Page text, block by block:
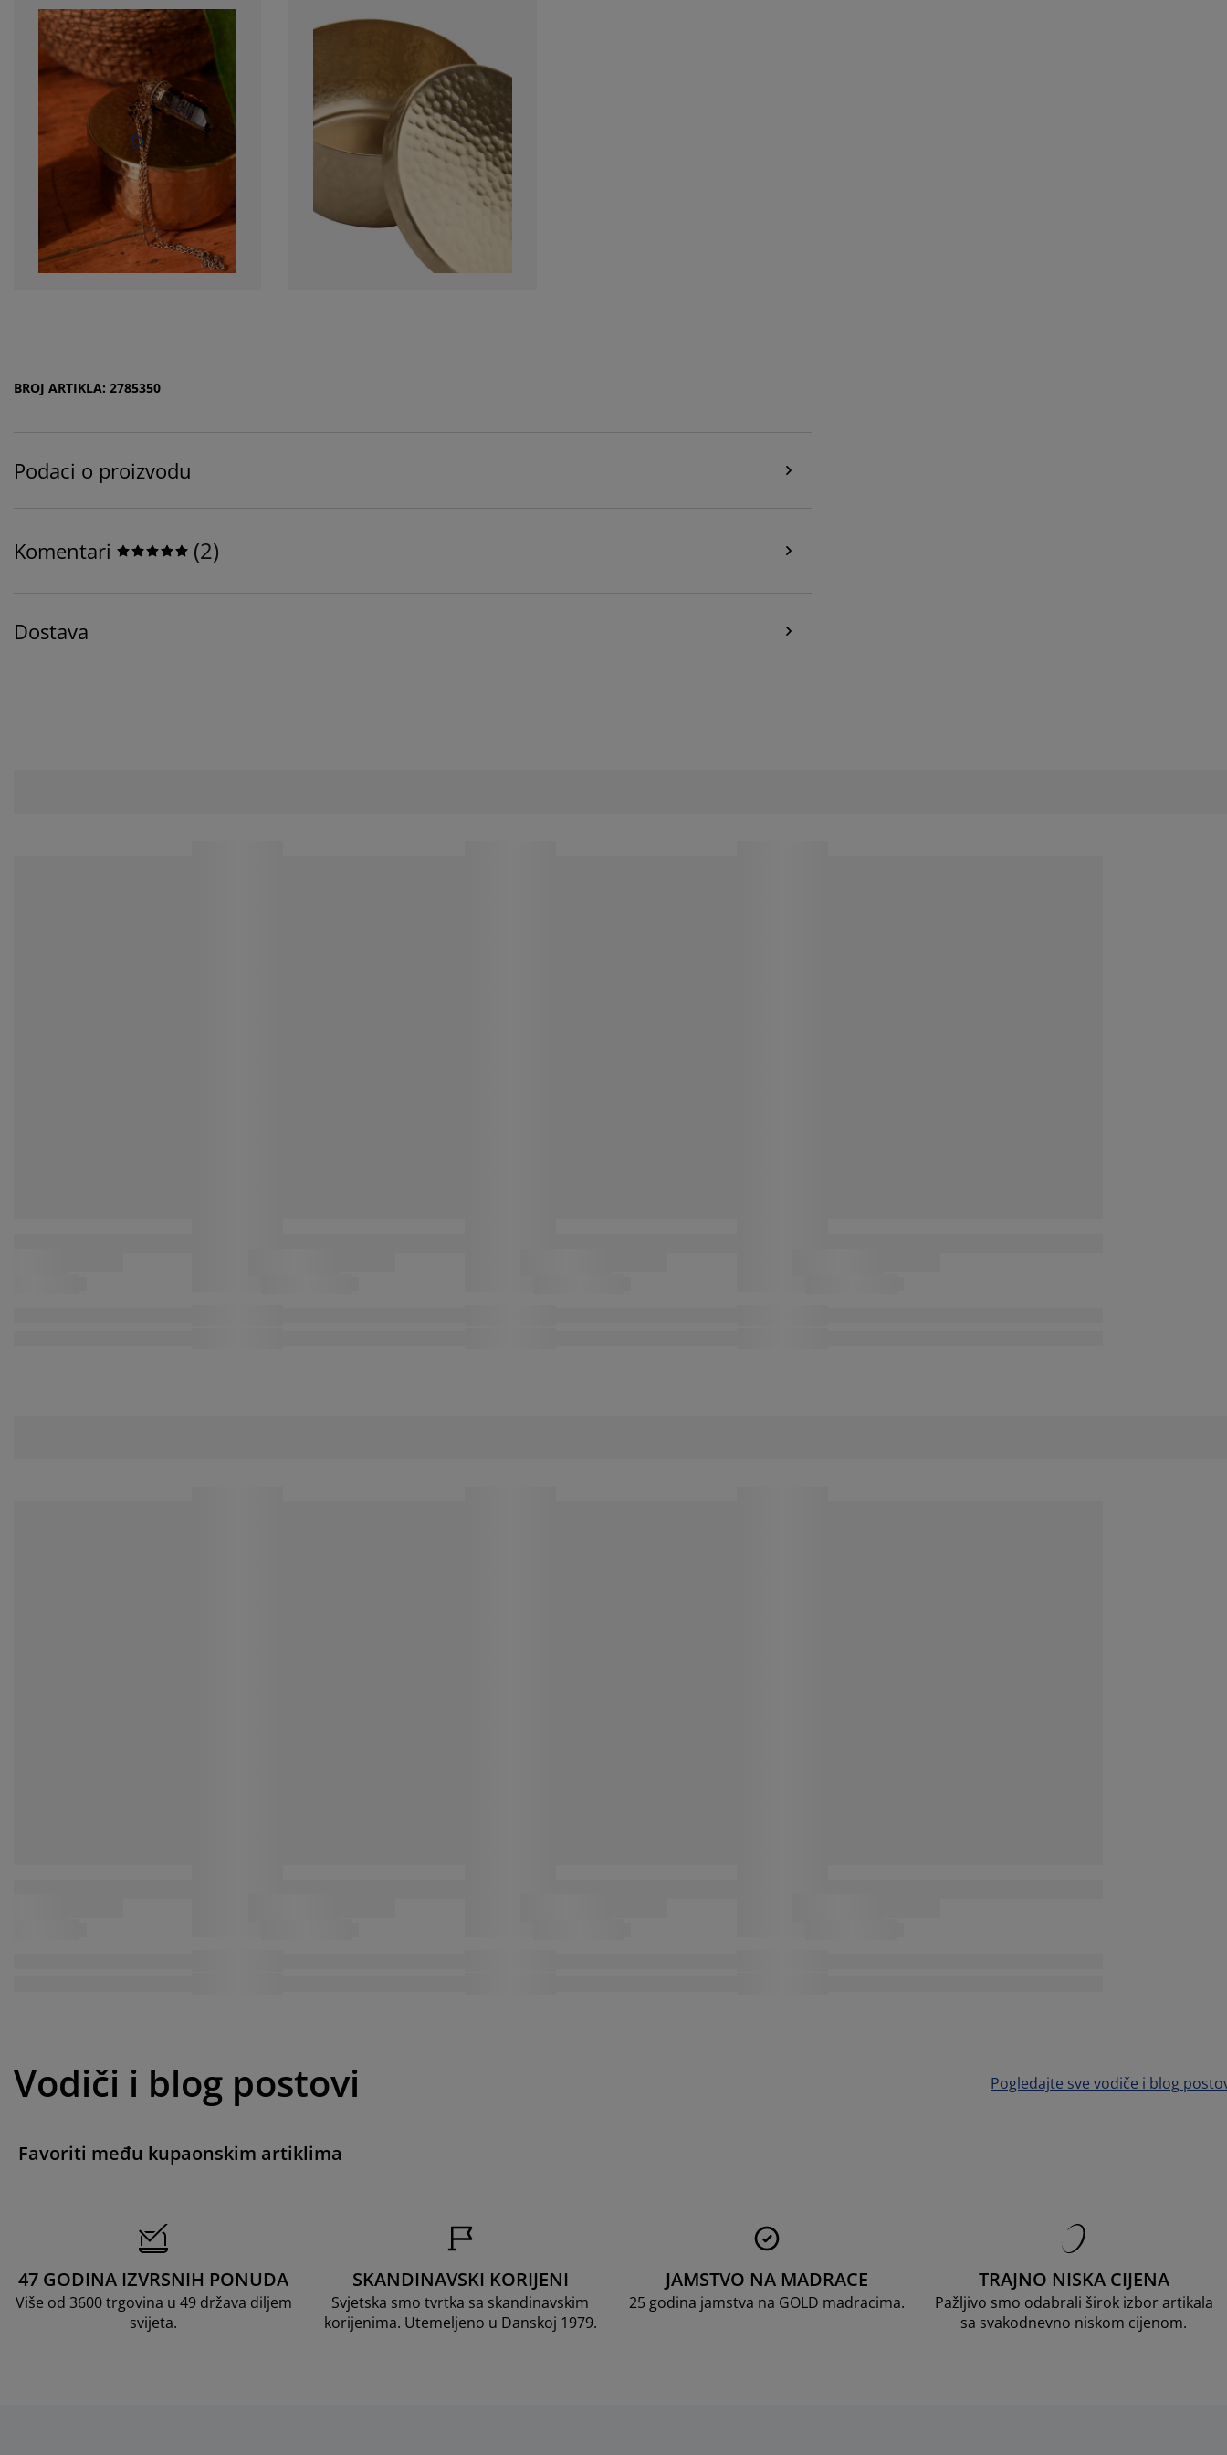
BROJ ARTIKLA: 2785350
Podaci o proizvodu
Komentari (2)
Dostava
Vodiči i blog postovi Pogledajte sve vodiče i blog
Favoriti među kupaonskim artiklima
47 GODINA IZVRSNIH PONUDA
Više od 3600 trgovina u 49 država diljem
svijeta.
SKANDINAVSKI KORIJENI
Svjetska smo tvrtka sa skandinavskim
korijenima. Utemeljeno u Danskoj 1979.
JAMSTVO NA MADRACE
25 godina jamstva na GOLD madracima.
TRAJNO NISKA CIJENA
Pažljivo smo odabrali širok izbor artikala
sa svakodnevno niskom cijenom.